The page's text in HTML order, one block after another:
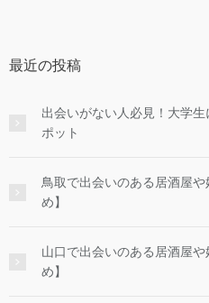
最近の投稿
出会いがない人必見！大学
ポット
鳥取で出会いのある居酒屋
め】
山口で出会いのある居酒屋
め】